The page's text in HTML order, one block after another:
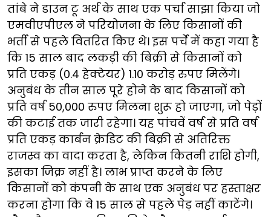
तांबे ने डाउन टू अर्थ के साथ एक पर्चा साझा किया जो
एमवीएपीएल ने परियोजना के लिए किसानों की
भर्ती से पहले वितरित किए थे। इस पर्चे में कहा गया है
कि 15 साल बाद लकड़ी की बिक्री से किसानों को
प्रति एकड़ (0.4 हेक्टेयर) 1.10 करोड़ रुपए मिलेंगे।
अनुबंध के तीन साल पूरे होने के बाद किसानों को
प्रति वर्ष 50,000 रुपए मिलना शुरू हो जाएगा, जो पेड़ों
की कटाई तक जारी रहेगा। यह पांचवें वर्ष से प्रति वर्ष
प्रति एकड़ कार्बन क्रेडिट की बिक्री से अतिरिक्त
राजस्व का वादा करता है, लेकिन कितनी राशि होगी,
इसका जिक्र नहीं है। लाभ प्राप्त करने के लिए
किसानों को कंपनी के साथ एक अनुबंध पर हस्ताक्षर
करना होगा कि वे 15 साल से पहले पेड़ नहीं काटेंगे।